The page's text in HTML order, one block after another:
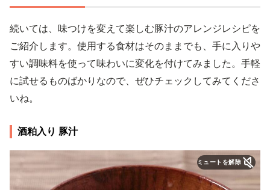
続いては、味つけを変えて楽しむ豚汁のアレンジレシピを
ご紹介します。使用する食材はそのままでも、手に入りや
すい調味料を使って味わいに変化を付けてみました。手軽
に試せるものばかりなので、ぜひチェックしてみてくださ
いね。
酒粕入り 豚汁
ミュートを解除